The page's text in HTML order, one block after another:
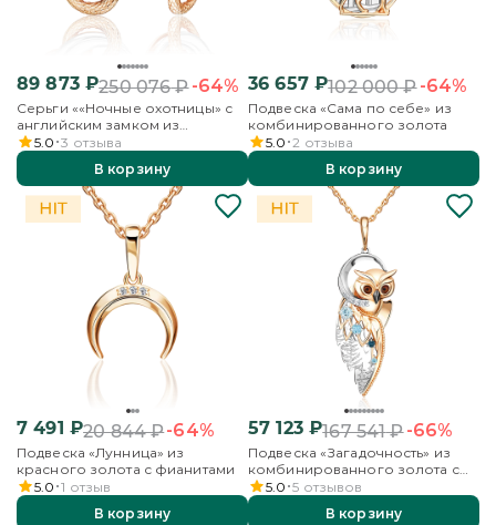
89 873₽250 076₽-64%
Серьги ««Ночные охотницы» с
английским замком из
комбинированного золота
5.0 3 отзыва
В корзину
36 657₽102 000₽-64%
Подвеска «Сама по себе» из
комбинированного золота
5.0 2 отзыва
В корзину
7 491 ₽20 844₽-64%
Подвеска «Лунница» из
красного золота с фианитами
5.0 1 отзыв
В корзину
57 123₽167 541₽-66%
Подвеска «Загадочность» из
комбинированного золота с
топазами, бесцветными
топазами и эмалью
5.0 5 отзывов
В корзину